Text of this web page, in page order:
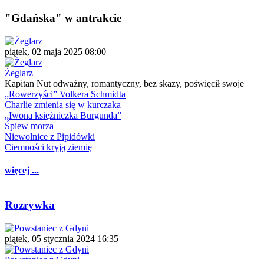
"Gdańska" w antrakcie
piątek, 02 maja 2025 08:00
Żeglarz
Kapitan Nut odważny, romantyczny, bez skazy, poświęcił swoje
„Rowerzyści” Volkera Schmidta
Charlie zmienia się w kurczaka
„Iwona księżniczka Burgunda”
Śpiew morza
Niewolnice z Pipidówki
Ciemności kryją ziemię
więcej ...
Rozrywka
piątek, 05 stycznia 2024 16:35